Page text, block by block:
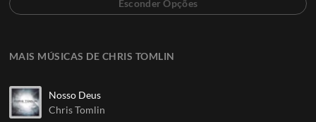
MAIS MÚSICAS DE CHRIS TOMLIN
Nosso Deus
Chris Tomlin